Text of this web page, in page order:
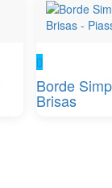
Borde
Brisas